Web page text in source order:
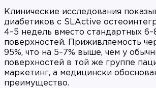
Клинические исследования
диабетиков с SLActive
4–5 недель вместо стандартных
поверхностей. Приживляемость
95%, что на 5–7% выше, чем у
поверхностей в той же группе
маркетинг, а медицински
преимущество.